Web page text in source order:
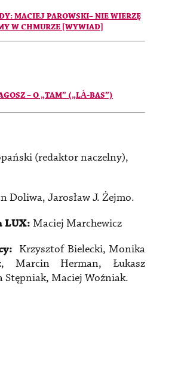
MACIEJ PAROWSKI– NIE WIERZĘ
W CHMURZE [WYWIAD]
– O „TAM” („LÀ-BAS”)
(redaktor naczelny),
Doliwa, Jarosław J. Żejmo.
LUX: Maciej Marchewicz
Krzysztof Bielecki, Monika
Marcin Herman, Łukasz
Stępniak, Maciej Woźniak.